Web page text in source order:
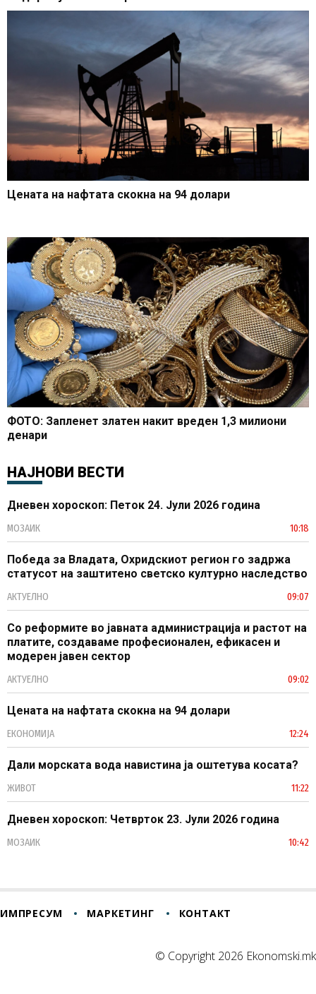
Цената на нафтата скокна на 94 долари
ФОТО: Запленет златен накит вреден 1,3 милиони
денари
НАЈНОВИ ВЕСТИ
Дневен хороскоп: Петок 24. Јули 2026 година
МОЗАИК 10:18
Победа за Владата, Охридскиот регион го задржа
статусот на заштитено светско културно наследство
АКТУЕЛНО 09:07
Со реформите во јавната администрација и растот на
платите, создаваме професионален, ефикасен и
модерен јавен сектор
АКТУЕЛНО 09:02
Цената на нафтата скокна на 94 долари
ЕКОНОМИЈА 12:24
Дали морската вода навистина ја оштетува косата?
ЖИВОТ 11:22
Дневен хороскоп: Четврток 23. Јули 2026 година
МОЗАИК 10:42
ИМПРЕСУМ МАРКЕТИНГ КОНТАКТ
© Copyright 2026 Ekonomski.mk